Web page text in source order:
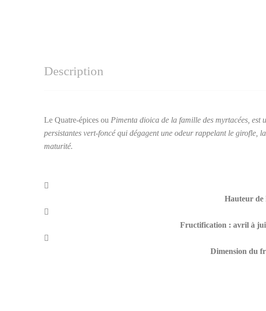
Description
Le Quatre-épices ou Pimenta dioica de la famille des myrtacées, est
persistantes vert-foncé qui dégagent une odeur rappelant le girofle,
maturité.
Hauteur de
Fructification : avril à
Dimension du